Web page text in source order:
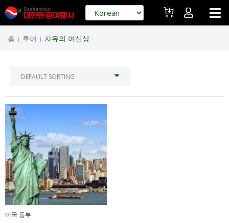
홈 | 투어 | 자유의 여신상
미국 동부